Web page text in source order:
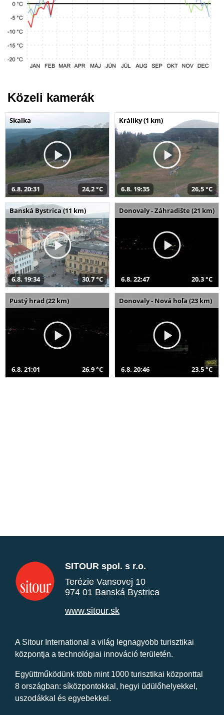
Közeli kamerák
Skalka
6.8. 20:31 24,2 °C
Králiky (1 km)
6.8. 19:35 26,5 °C
Banská Bystrica (11 km)
6.8. 19:34 30,7 °C
Donovaly - Záhradište (21 km)
6.8. 22:47 20,3 °C
Pustý hrad (22 km)
6.8. 21:01 26,9 °C
Donovaly - Nová hoľa (23 km)
6.8. 20:46 23,5 °C
SITOUR spol. s r.o.
Terézie Vansovej 10
974 01 Banská Bystrica
www.sitour.sk
A Sitour International a világ legnagyobb turisztikai
központja a technológiai innováció területén.
Együttműködünk több mint 1000 turisztikai központtal
8 országban: síközpontokkal, hegyi üdülőhelyekkel,
uszodákkal és egyebekkel.